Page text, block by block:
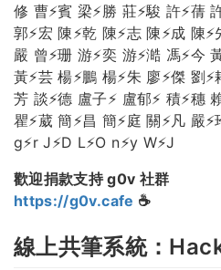
修 曹⚡賓 梁⚡勝 莊⚡駿 許⚡蒨
郭⚡宏 陳⚡乾 陳⚡志 陳⚡成 陳
嚴 曾⚡珊 游⚡奕 游⚡澔 馮⚡今
黃⚡芸 楊⚡鵬 楊⚡朱 廖⚡傑 劉
芳 談⚡德 盧子⚡ 盧郁⚡ 積⚡穗
瞿⚡葳 簡⚡昌 簡⚡庭 關⚡凡 嚴
g⚡r J⚡D L⚡O n⚡y W⚡J
歡迎捐款支持 g0v 社群
https://g0v.cafe ☕
線上共筆系統：